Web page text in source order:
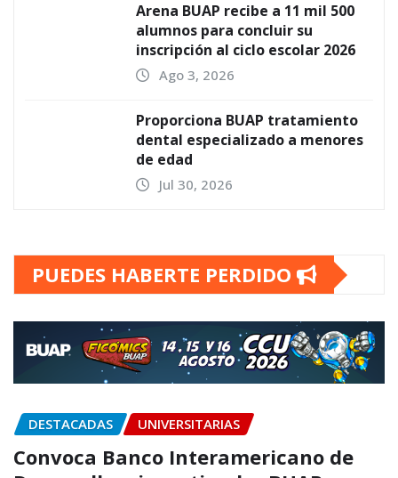
Arena BUAP recibe a 11 mil 500
alumnos para concluir su
inscripción al ciclo escolar 2026
Ago 3, 2026
Proporciona BUAP tratamiento
dental especializado a menores
de edad
Jul 30, 2026
PUEDES HABERTE PERDIDO
DESTACADAS UNIVERSITARIAS
Convoca Banco Interamericano de